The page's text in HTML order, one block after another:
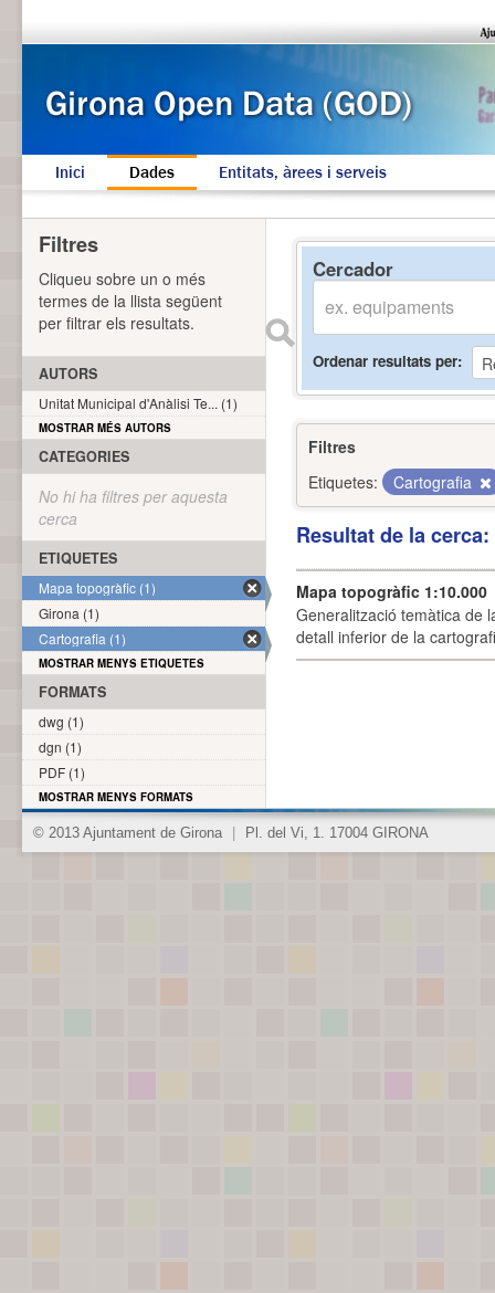
Inici Dades Entitats, àrees i serveis
Cercador
Ordenar resultats per
Filtres
Etiquetes:
Cartografia
Resultat de la
Mapa topogràfic 1:10.000
Generalització temàtica de
detall inferior de la
Filtres
Cliqueu sobre un o més
termes de la llista següent
per filtrar els resultats.
AUTORS
Unitat Municipal d'Anàlisi Te... (1)
MOSTRAR MÉS AUTORS
CATEGORIES
No hi ha filtres per aquesta
cerca
ETIQUETES
Mapa topogràfic (1)
Girona (1)
Cartografia (1)
MOSTRAR MENYS ETIQUETES
FORMATS
dwg (1)
dgn (1)
PDF (1)
MOSTRAR MENYS FORMATS
© 2013 Ajuntament de Girona Pl. del Vi, 1. 17004 GIRONA